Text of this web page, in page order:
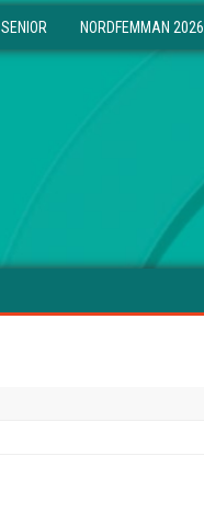
SENIOR NORDFEMMAN 2026